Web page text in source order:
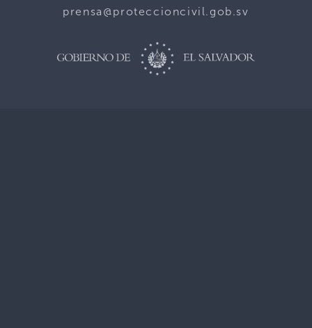
prensa@proteccioncivil.gob.sv